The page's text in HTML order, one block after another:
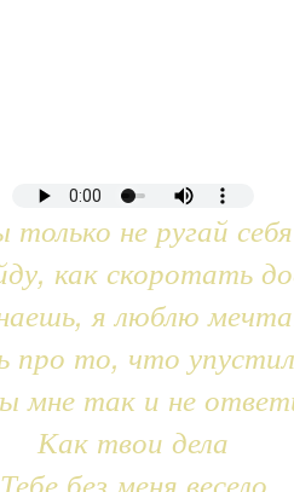
только не ругай себя
как скоротать
я люблю
то, что
мне так и не
Как твои дела
Тебе без меня весело